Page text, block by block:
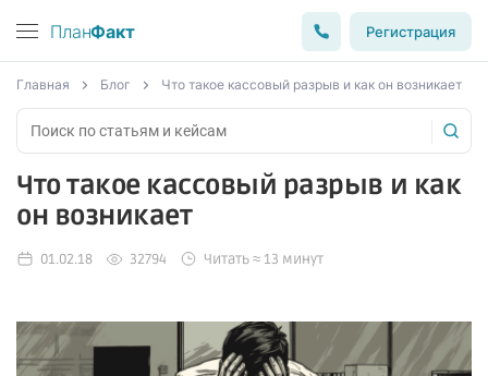
ПланФакт Регистрация
Главная Блог Что такое кассовый разрыв и как он возникает
Что такое кассовый разрыв и как
он возникает
01.02.18 32794 Читать ≈ 13 минут